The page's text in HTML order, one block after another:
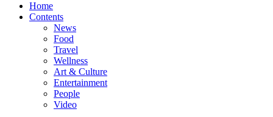
Home
Contents
News
Food
Travel
Wellness
Art & Culture
Entertainment
People
Video